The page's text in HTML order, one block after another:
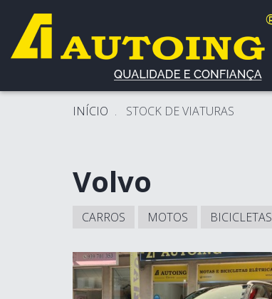
INÍCIO STOCK DE VIATURAS
Volvo
CARROS MOTOS BICICLETAS